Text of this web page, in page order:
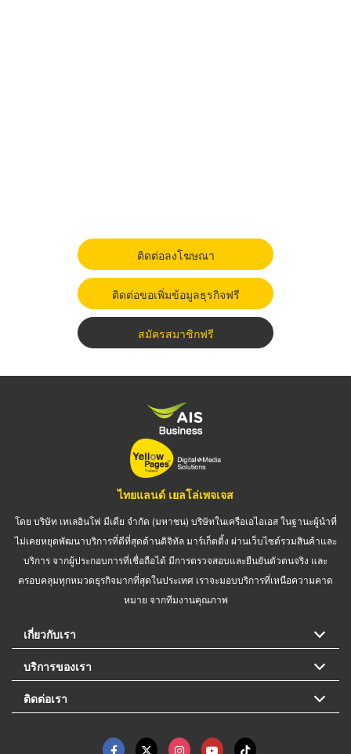
ติดต่อลงโฆษณา
ติดต่อขอเพิ่มข้อมูลธุรกิจฟรี
สมัครสมาชิกฟรี
ไทยแลนด์ เยลโล่เพจเจส
โดย บริษัท เทเลอินโฟ มีเดีย จำกัด (มหาชน) บริษัทในเครือเอไอเอส ในฐานะผู้นำที่
ไม่เคยหยุดพัฒนาบริการที่ดีที่สุดด้านดิจิทัล มาร์เก็ตติ้ง ผ่านเว็บไซต์รวมสินค้าและ
บริการ จากผู้ประกอบการที่เชื่อถือได้ มีการตรวจสอบและยืนยันตัวตนจริง และ
ครอบคลุมทุกหมวดธุรกิจมากที่สุดในประเทศ เราจะมอบบริการที่เหนือความคาด
หมาย จากทีมงานคุณภาพ
เกี่ยวกับเรา
บริการของเรา
ติดต่อเรา